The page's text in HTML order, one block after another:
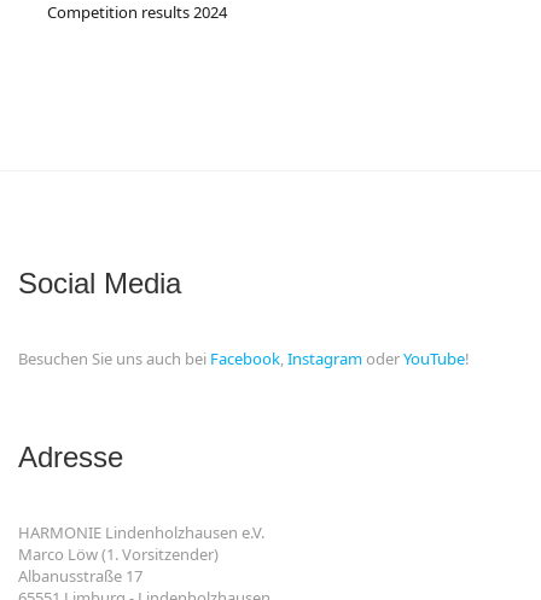
Competition results 2024
Social Media
Besuchen Sie uns auch bei Facebook,InstagramoderYouTube!
Adresse
HARMONIE Lindenholzhausen e.V.
Marco Löw (1. Vorsitzender)
Albanusstraße 17